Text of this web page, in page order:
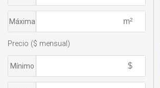
Máxima
Precio ($ mensual)
Mínimo